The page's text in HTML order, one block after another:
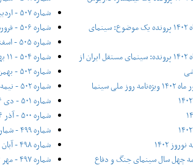
شماره ۶۰۶ - آبان ماه ۱۴۰۲ پرونده یک موضوع: سینمای
شماره ۶۰۵ - مهر ماه ۱۴۰۲ پرونده: سینمای مستقل ایران از
- ویژه‌نامه چهل سال سینمای جنگ و دفاع
شماره ۵۰۷ - اردیبهشت ۱۳۹۵
شماره ۵۰۶ - فروردین ۱۳۹۵
شماره ۵۰۵ - اسفند ۱۳۹۴
شماره ۵۰۴ - ۱۱ بهمن ۱۳۹۴ - ویژه‌ی جشنواره فیلم فجر
شماره ۵۰۳ - بهمن ۱۳۹۴
شماره ۵۰۲ - نیمه‌ی دی ۱۳۹۴
شماره ۵۰۱ - دی ۱۳۹۴
شماره ۵۰۰ - آذر ۱۳۹۴
شماره ۴۹۹ - شماره ویژه‌ی پاییز ۱۳۹۴
شماره ۴۹۸ - آبان ۱۳۹۴
شماره ۴۹۷ - مهر ۱۳۹۴